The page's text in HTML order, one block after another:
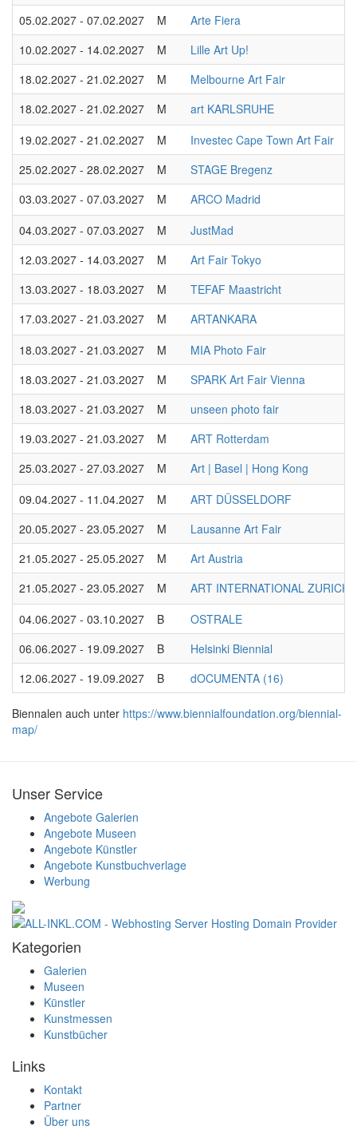
05.02.2027 - 07.02.2027
M
Arte Fiera
10.02.2027 - 14.02.2027
M
Lille Art Up!
18.02.2027 - 21.02.2027
M
Melbourne Art Fair
18.02.2027 - 21.02.2027
M
art KARLSRUHE
19.02.2027 - 21.02.2027
M
Investec Cape Town Art Fair
25.02.2027 - 28.02.2027
M
STAGE Bregenz
03.03.2027 - 07.03.2027
M
ARCO Madrid
04.03.2027 - 07.03.2027
M
JustMad
12.03.2027 - 14.03.2027
M
Art Fair Tokyo
13.03.2027 - 18.03.2027
M
TEFAF Maastricht
17.03.2027 - 21.03.2027
M
ARTANKARA
18.03.2027 - 21.03.2027
M
MIA Photo Fair
18.03.2027 - 21.03.2027
M
SPARK Art Fair Vienna
18.03.2027 - 21.03.2027
M
unseen photo fair
19.03.2027 - 21.03.2027
M
ART Rotterdam
25.03.2027 - 27.03.2027
M
Art | Basel | Hong Kong
09.04.2027 - 11.04.2027
M
ART DÜSSELDORF
20.05.2027 - 23.05.2027
M
Lausanne Art Fair
21.05.2027 - 25.05.2027
M
Art Austria
21.05.2027 - 23.05.2027
M
ART INTERNATIONAL ZURICH
04.06.2027 - 03.10.2027
B
OSTRALE
06.06.2027 - 19.09.2027
B
Helsinki Biennial
12.06.2027 - 19.09.2027
B dOCUMENTA (16)
Biennalen auch unter https://www.biennialfoundation.org/biennial-
map/
Unser Service
Angebote Galerien
Angebote Museen
Angebote Künstler
Angebote Kunstbuchverlage
Werbung
Kategorien
Galerien
Museen
Künstler
Kunstmessen
Kunstbücher
Links
Kontakt
Partner
Über uns